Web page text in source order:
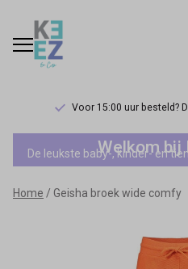
Voor 15:00 uur besteld?
Geisha
broek
wide
Welkom bij
De leukste baby-, kinder- en
Home Geisha broek wide comfy